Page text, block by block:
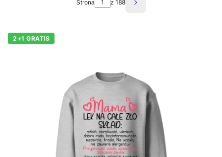
Strona z 188 Następne produkty
2+1 GRATIS